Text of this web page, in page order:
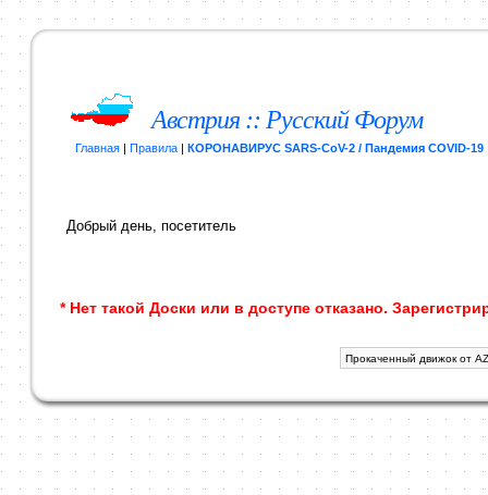
Австрия :: Русский Форум
Главная| Правила| КОРОНАВИРУС SARS-CoV-2 / Пандемия COVID-19
Добрый день, посетитель
* Нет такой Доски или в доступе отказано.
Прокаченный движок от